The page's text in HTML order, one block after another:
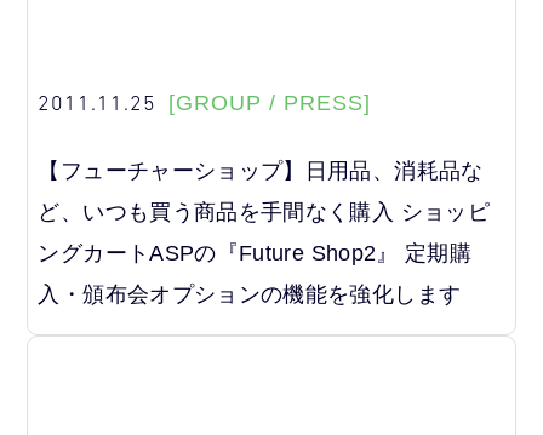
2011.11.25 [GROUP / PRESS]
【フューチャーショップ】日用品、消耗品な
ど、いつも買う商品を手間なく購入 ショッピ
ングカートASPの『Future Shop2』 定期購
入・頒布会オプションの機能を強化します